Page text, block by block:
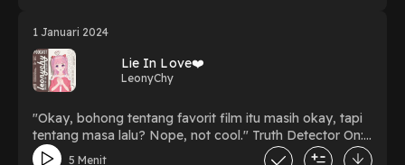
resolutions with good vibes and a sprinkle of realism!
Siap-siap buat ngilangin bingung sama resolusi tahun
baru! Dengarkan episode seru ini di LeonyChy Podcast
sekarang juga. Klik play, biar kita sama-sama semangat!
🚀✨ Don't miss out—click follow for more relatable
stories and motivating tips! 🌟 #LeonyChyPodcast
#NewYearNewVibes #ProblemSolving
#ResolutionsMadeReal
1 Januari 2024
Lie In Love❤️
LeonyChy
"Okay, bohong tentang favorit film itu masih okay, tapi
tentang masa lalu? Nope, not cool." Truth Detector On:
Guys, pertama-tama, kalian harus jadi Sherlock Holmes
5 Menit